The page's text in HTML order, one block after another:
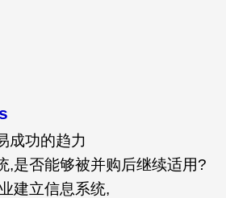
成功的趋力
,是否能够被并购后继续适用?
建立信息系统,